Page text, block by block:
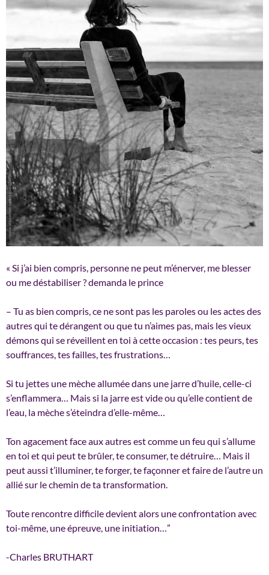
« Si j’ai bien compris, personne ne peut m’énerver, me blesser
ou me déstabiliser ? demanda le prince
– Tu as bien compris, ce ne sont pas les paroles ou les actes des
autres qui te dérangent ou que tu n’aimes pas, mais les vieux
démons qui se réveillent en toi à cette occasion : tes peurs, tes
souffrances, tes failles, tes frustrations…
Si tu jettes une mèche allumée dans une jarre d’huile, celle-ci
s’enflammera… Mais si la jarre est vide ou qu’elle contient de
l’eau, la mèche s’éteindra d’elle-même…
Ton agacement face aux autres est comme un feu qui s’allume
en toi et qui peut te brûler, te consumer, te détruire… Mais il
peut aussi t’illuminer, te forger, te façonner et faire de l’autre un
allié sur le chemin de ta transformation.
Toute rencontre difficile devient alors une confrontation avec
toi-même, une épreuve, une initiation…”
-Charles BRUTHART